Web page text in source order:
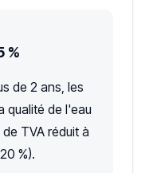
%
de 2 ans, les
qualité de l'eau
TVA réduit à
%).